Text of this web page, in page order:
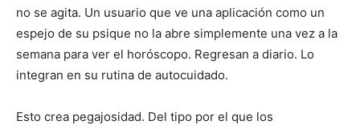
no se agita. Un usuario que ve una aplicación como un
espejo de su psique no la abre simplemente una vez a la
semana para ver el horóscopo. Regresan a diario. Lo
integran en su rutina de autocuidado.
Esto crea pegajosidad. Del tipo por el que los